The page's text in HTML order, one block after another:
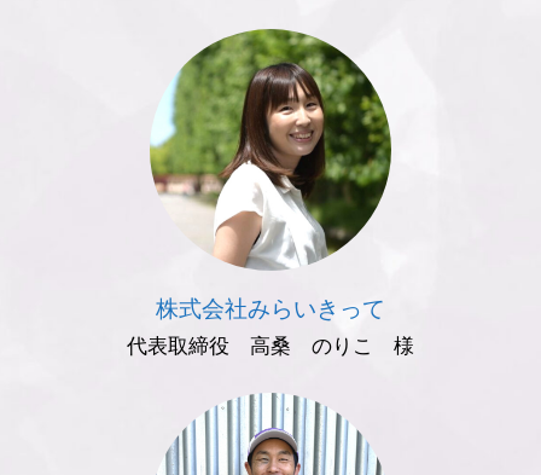
株式会社みらいきって
代表取締役 高桑 のりこ 様